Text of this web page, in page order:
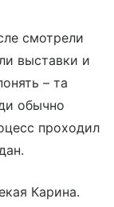
смотрели
выставки и
– та
обычно
проходил
Карина.